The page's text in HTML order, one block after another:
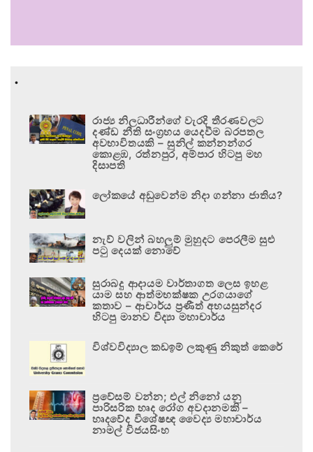
.
රාජ්‍ය නිලධාරීන්ගේ වැරදි තීරණවලට
දණ්ඩ නීති සංග්‍රහය යෙදවීම බරපතල
අවභාවිතයකි – සුනිල් කන්නන්ගර
කොළඹ, රත්නපුර, අම්පාර හිටපු මහ
දිසාපති
ලෝකයේ අඩුවෙන්ම නිදා ගන්නා ජාතිය?
නැව් වලින් බහලුම් මුහුදට පෙරලීම සුළු
පටු දෙයක් නොවේ
සුරාබදු ආදායම වාර්තාගත ලෙස ඉහළ
යාම සහ ආත්මභක්ෂක උරගයාගේ
කතාව – ආචාර්ය ප්‍රණීත් අභයසුන්දර
හිටපු මානව විද්‍යා මහාචාර්ය
විශ්වවිද්‍යාල කඩඉම් ලකුණු නිකුත් කෙරේ
ප්‍රවේසම් වන්න; එල් නිනෝ යනු
පාරිසරික හෘද රෝග අවදානමකි –
හෘදවේද විශේෂඥ වෛද්‍ය මහාචාර්ය
නාමල් විජයසිංහ